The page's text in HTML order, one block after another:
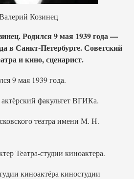
Родился 9 мая 1939 года —
в Санкт-Петербурге. Советский
и кино, сценарист.
9 мая 1939 года.
факультет ВГИКа.
театра имени М. Н.
Театра-студии киноактера.
киноактёра киностудии